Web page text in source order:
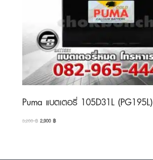
Puma แบตเตอรี่ 105D31L (PG195L)
3,200฿ Original
2,900฿Current